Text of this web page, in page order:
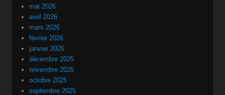
mai 2026
avril 2026
mars 2026
février 2026
janvier 2026
décembre 2025
novembre 2025
octobre 2025
septembre 2025